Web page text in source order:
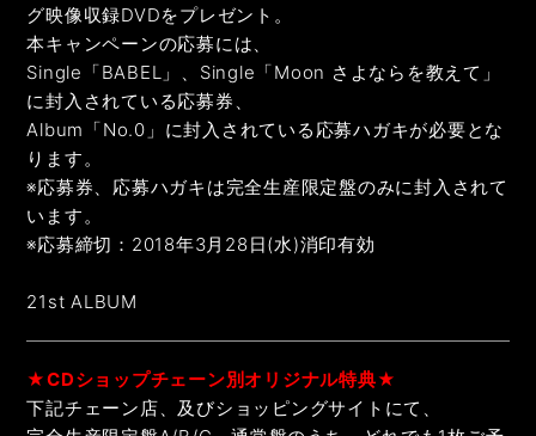
グ映像収録DVDをプレゼント。
本キャンペーンの応募には、
Single「BABEL」、Single「Moon さよならを教えて」
に封入されている応募券、
Album「No.0」に封入されている応募ハガキが必要とな
ります。
※応募券、応募ハガキは完全生産限定盤のみに封入されて
います。
※応募締切：2018年3月28日(水)消印有効
21st ALBUM
★CDショップチェーン別オリジナル特典★
下記チェーン店、及びショッピングサイトにて、